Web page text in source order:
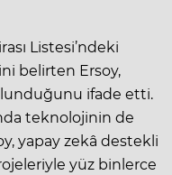
Listesi’ndeki
belirten Ersoy,
ifade etti.
teknolojinin de
yapay zekâ destekli
yüz binlerce